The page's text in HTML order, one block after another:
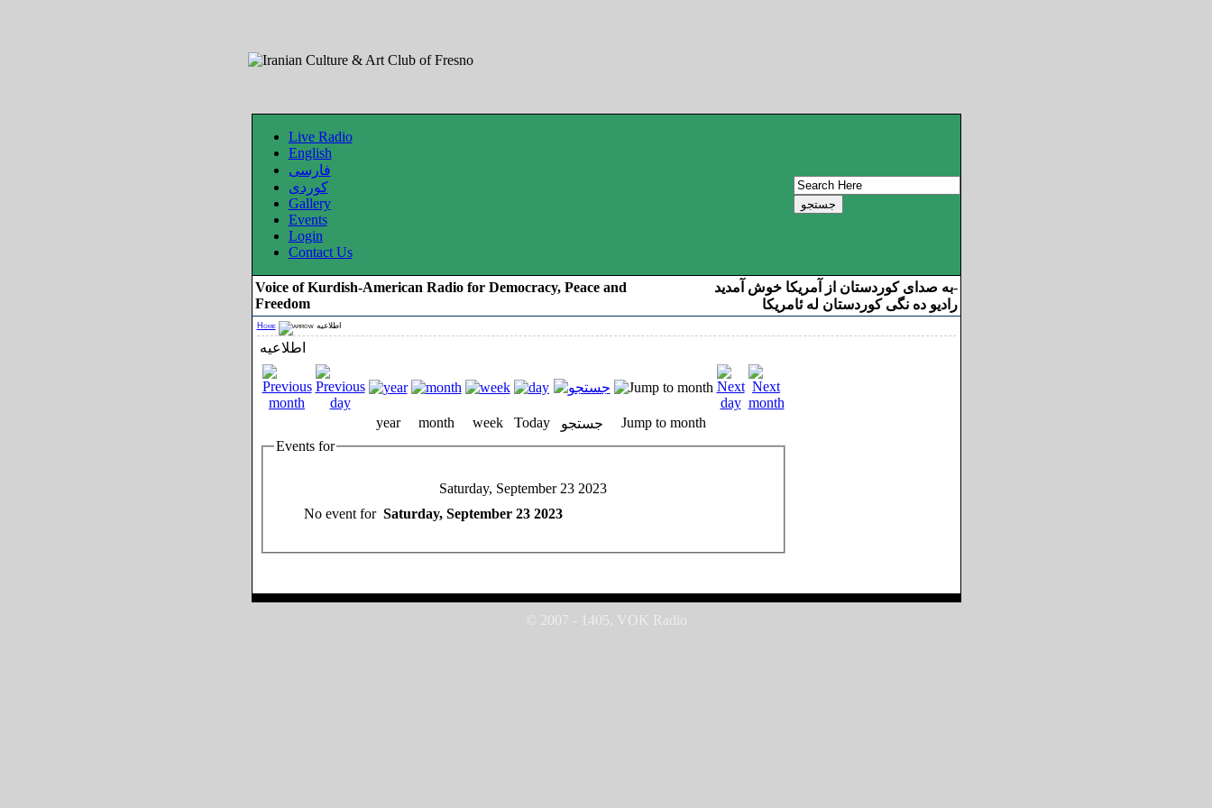
Live Radio
English
فارسی
کوردی
Gallery
Events
Login
Contact Us
به صدای کوردستان از آمریکا خوش آمدید-
رادیو ده نگی کوردستان له ئامریکا
Voice of Kurdish-American Radio for Democracy, Peace and
Freedom
Home اطلاعیه
اطلاعیه
year month week Today جستجو
Jump to month
Events for
Saturday, September 23 2023
No event for Saturday, September 23 2023
© 2007 - 1405, VOK Radio